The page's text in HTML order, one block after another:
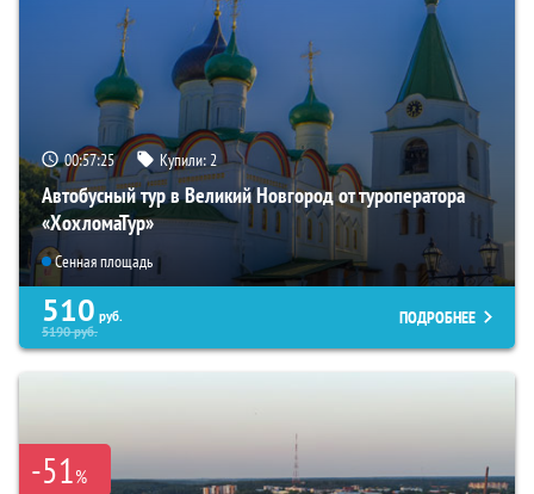
00:57:23 Купили:2
Автобусный тур в Великий Новгород от туроператора
«ХохломаТур»
Сенная площадь
510 руб.
5190руб.
ПОДРОБНЕЕ
-51%